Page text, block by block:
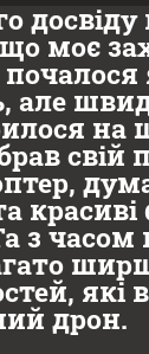
моє
але
на
свій
красиві
з часом
які
дрон.